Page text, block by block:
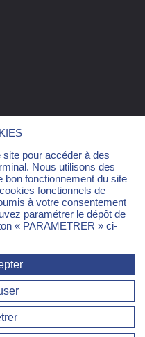
pour accéder à des
Nous utilisons des
bon fonctionnement du site
fonctionnels de
à votre consentement
paramétrer le dépôt de
« PARAMETRER » ci-
@PSL
DU
SITE
DES
COOKIES